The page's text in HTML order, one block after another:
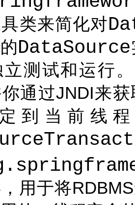
类来简化对
DataSource
立测试和运行
通过JNDI来
到当前线
用于将